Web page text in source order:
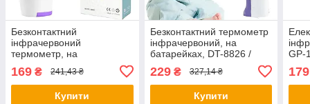
Безконтактний
інфрачервоний
термометр, на
батарейках, AIQURA AD-
801 / Електронний
градусник безконтактний /
Термометр електронний
169 ₴ 241,43 ₴
Купити
Безконтактний термометр
інфрачервоний, на
батарейках, DT-8826 /
229₴ 327,14 ₴
Купити
GP-
для
179